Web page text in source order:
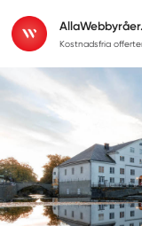
Kostnadsfria